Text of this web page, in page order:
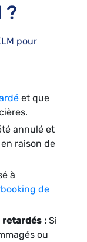
?
pour
et que
annulé et
raison de
à
de
retardés : Si
ou